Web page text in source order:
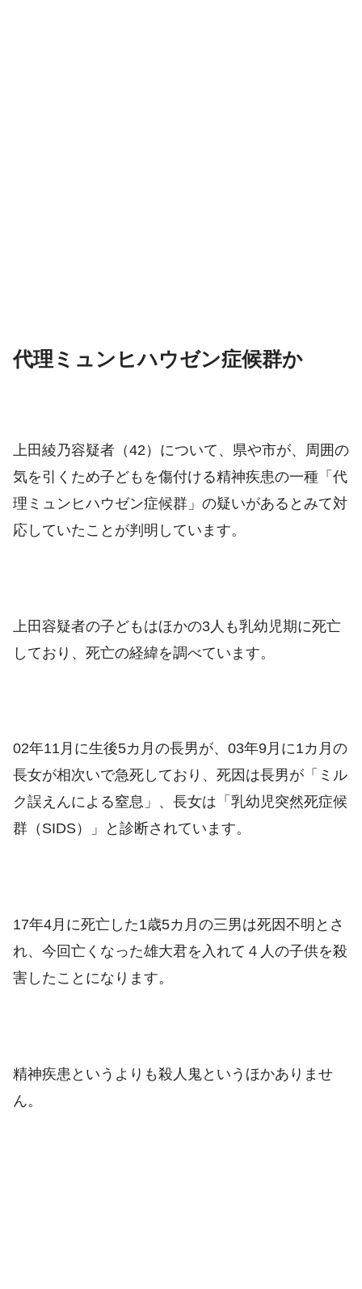
代理ミュンヒハウゼン症候群か
上田綾乃容疑者（42）について、県や市が、周囲の
気を引くため子どもを傷付ける精神疾患の一種「代
理ミュンヒハウゼン症候群」の疑いがあるとみて対
応していたことが判明しています。
上田容疑者の子どもはほかの3人も乳幼児期に死亡
しており、死亡の経緯を調べています。
02年11月に生後5カ月の長男が、03年9月に1カ月の
長女が相次いで急死しており、死因は長男が「ミル
ク誤えんによる窒息」、長女は「乳幼児突然死症候
群（SIDS）」と診断されています。
17年4月に死亡した1歳5カ月の三男は死因不明とさ
れ、今回亡くなった雄大君を入れて４人の子供を殺
害したことになります。
精神疾患というよりも殺人鬼というほかありませ
ん。